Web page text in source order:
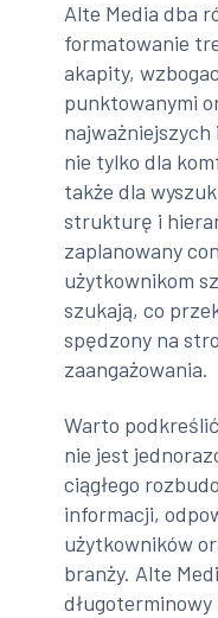
Alte Media dba
formatowanie
akapity,
punktowanymi
nie tylko dla
także dla
strukturę i
zaplanowany
użytkownikom
szukają, co
spędzony na
zaangażowania.
Warto
nie jest
ciągłego
informacji,
użytkowników
branży. Alte